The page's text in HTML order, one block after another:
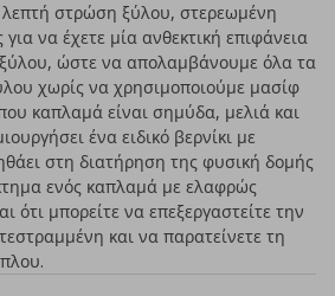
στρώση ξύλου, στερεωμένη
να έχετε μία ανθεκτική επιφάνεια
ώστε να απολαμβάνουμε όλα τα
χωρίς να χρησιμοποιούμε μασίφ
καπλαμά είναι σημύδα, μελιά και
ένα ειδικό βερνίκι με
στη διατήρηση της φυσική δομής
ενός καπλαμά με ελαφρώς
ότι μπορείτε να επεξεργαστείτε την
και να παρατείνετε τη